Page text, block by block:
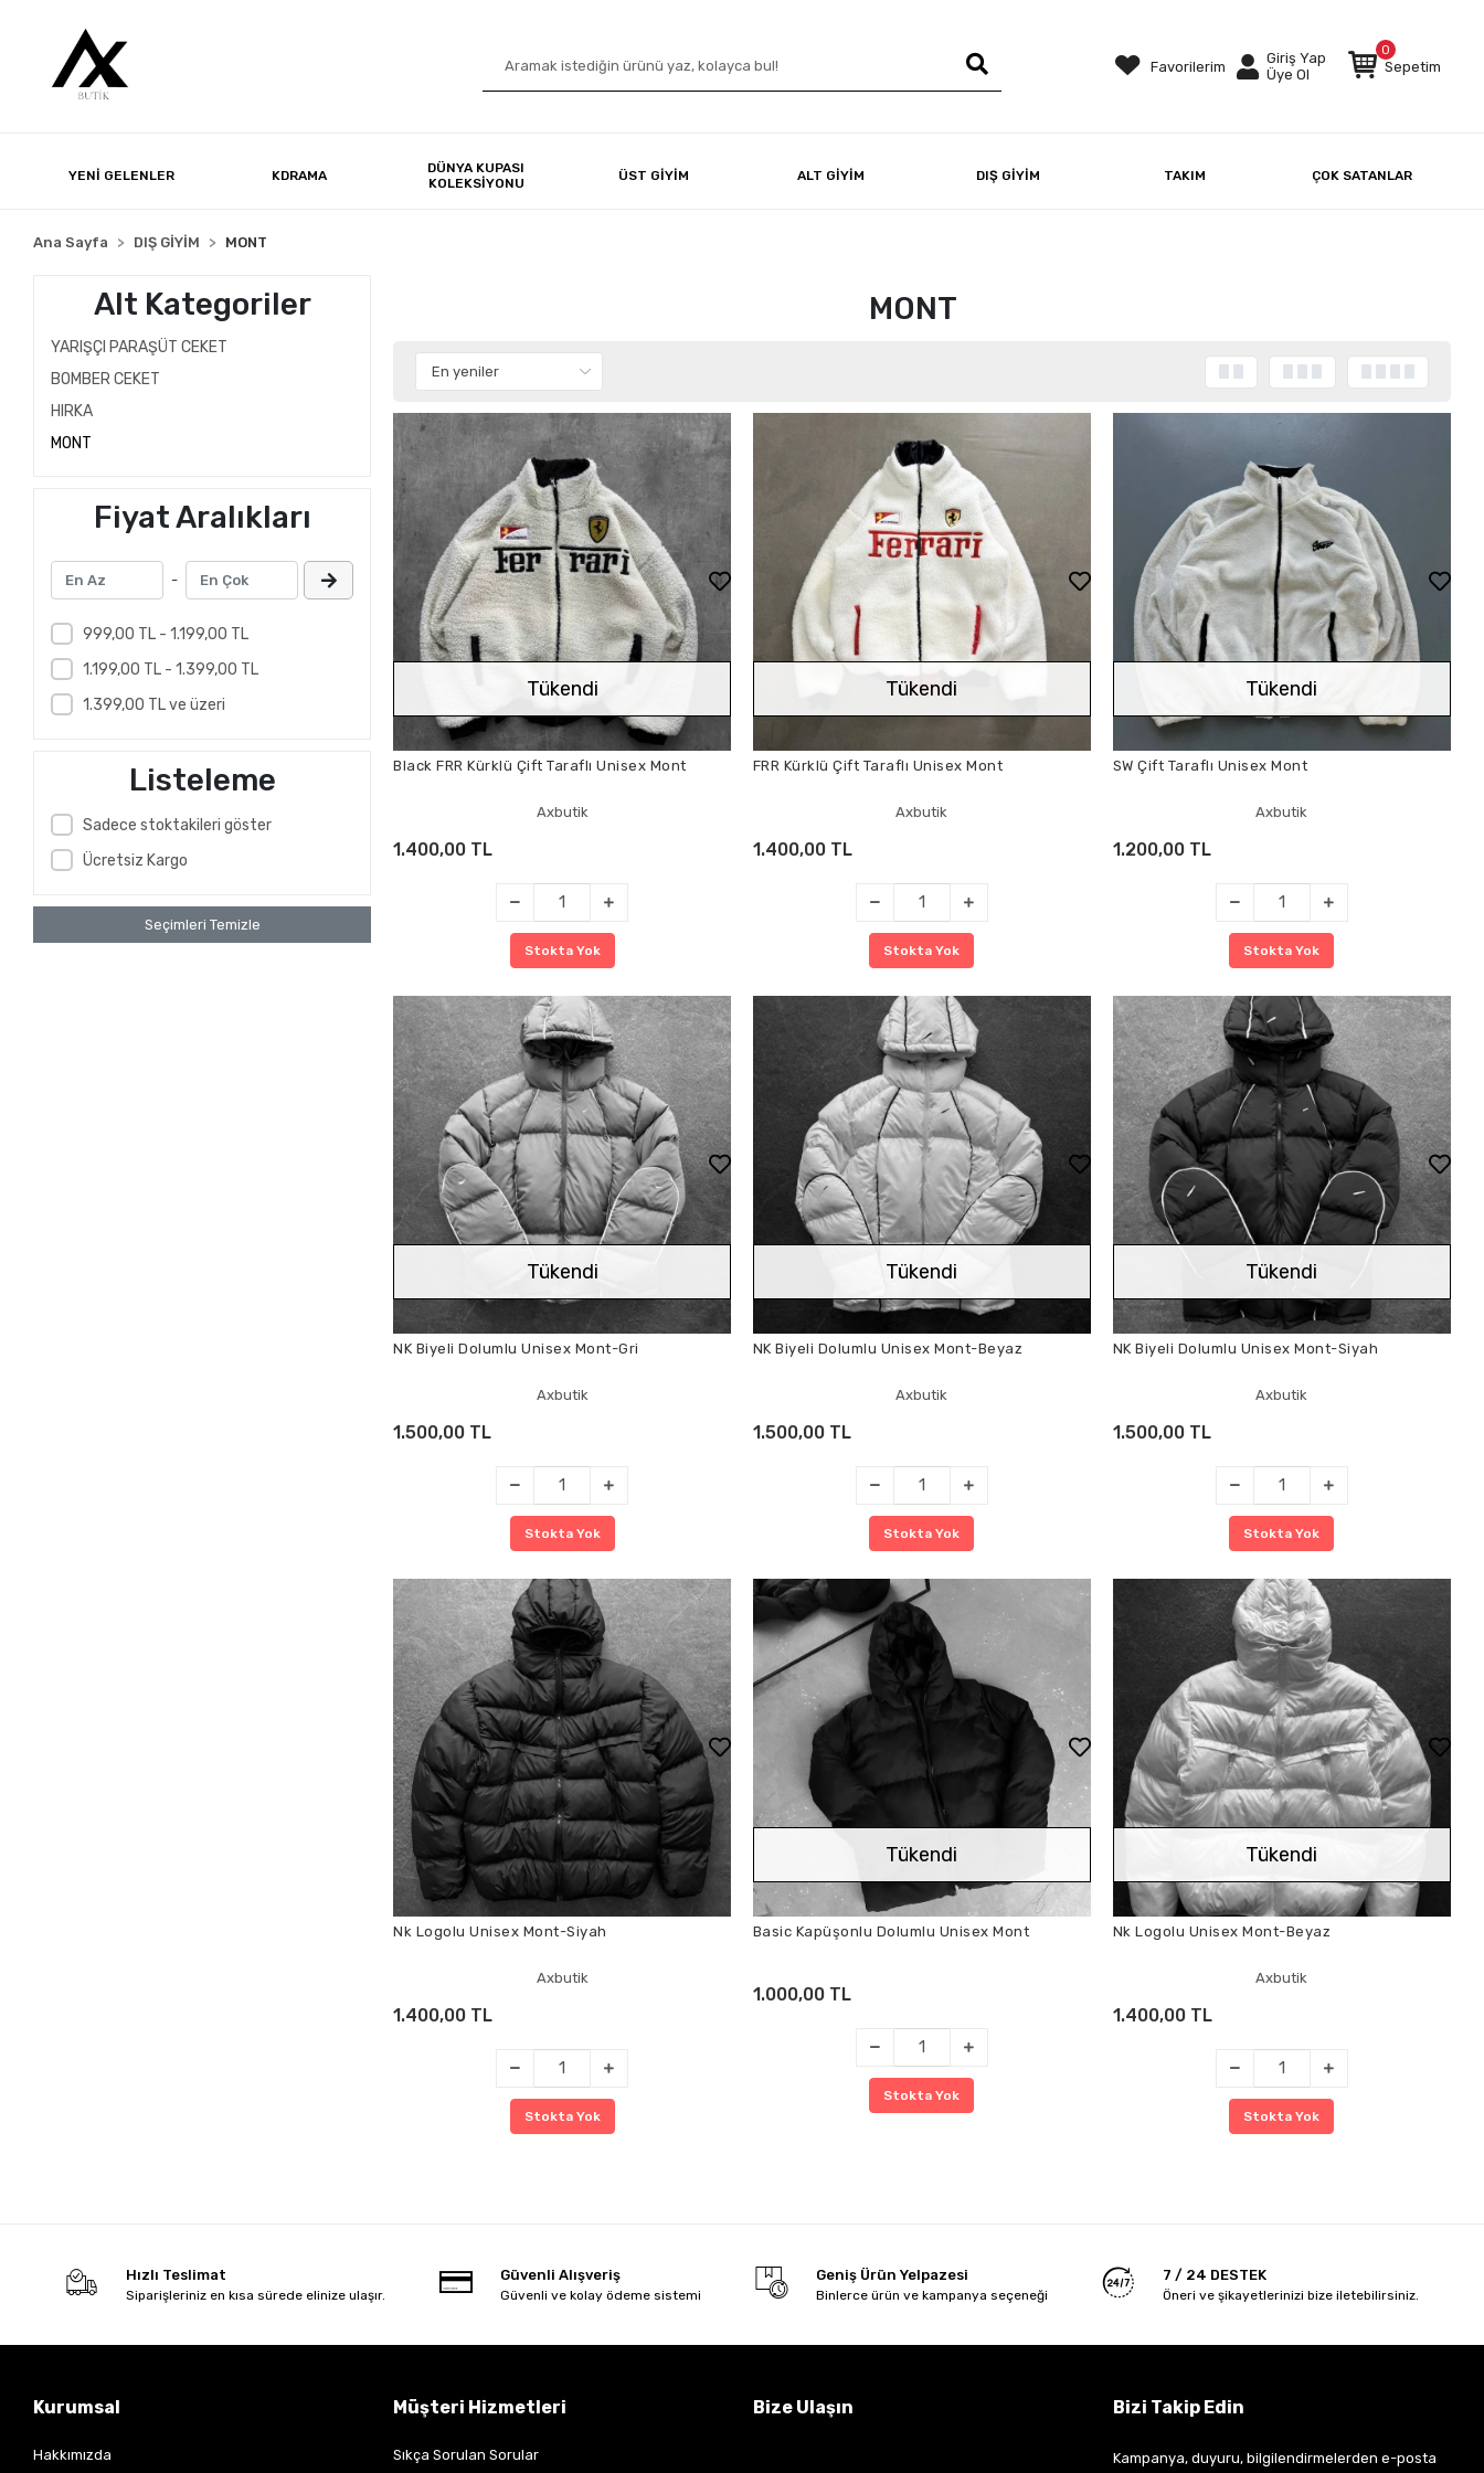
Favorilerim
Giriş Yap
Üye Ol
0
Sepetim
YENİ GELENLER KDRAMA
DÜNYA KUPASI
KOLEKSİYONU
ÜST GİYİM ALT GİYİM DIŞ GİYİM TAKIM ÇOK SATANLAR
Ana Sayfa DIŞ GİYİM MONT
Alt Kategoriler
YARIŞÇI PARAŞÜT CEKET
BOMBER CEKET
HIRKA
MONT
Fiyat Aralıkları
-
999,00 TL - 1.199,00 TL
1.199,00 TL - 1.399,00 TL
1.399,00 TL ve üzeri
Listeleme
Sadece stoktakileri göster
Ücretsiz Kargo
Seçimleri Temizle
MONT
Tükendi
Black FRR Kürklü Çift Taraflı Unisex Mont
Axbutik
1.400,00 TL
Stokta Yok
Tükendi
FRR Kürklü Çift Taraflı Unisex Mont
Axbutik
1.400,00 TL
Stokta Yok
Tükendi
SW Çift Taraflı Unisex Mont
Axbutik
1.200,00 TL
Stokta Yok
Tükendi
NK Biyeli Dolumlu Unisex Mont-Gri
Axbutik
1.500,00 TL
Stokta Yok
Tükendi
NK Biyeli Dolumlu Unisex Mont-Beyaz
Axbutik
1.500,00 TL
Stokta Yok
Tükendi
NK Biyeli Dolumlu Unisex Mont-Siyah
Axbutik
1.500,00 TL
Stokta Yok
Nk Logolu Unisex Mont-Siyah
Axbutik
1.400,00 TL
Stokta Yok
Tükendi
Basic Kapüşonlu Dolumlu Unisex Mont
1.000,00 TL
Stokta Yok
Tükendi
Nk Logolu Unisex Mont-Beyaz
Axbutik
1.400,00 TL
Stokta Yok
Hızlı Teslimat
Siparişleriniz en kısa sürede elinize ulaşır.
Güvenli Alışveriş
Güvenli ve kolay ödeme sistemi
Geniş Ürün Yelpazesi
Binlerce ürün ve kampanya seçeneği
7 / 24 DESTEK
Öneri ve şikayetlerinizi bize iletebilirsiniz.
Kurumsal
Hakkımızda
Müşteri Hizmetleri
Sıkça Sorulan Sorular
Bize Ulaşın Bizi Takip Edin
Kampanya, duyuru, bilgilendirmelerden e-posta